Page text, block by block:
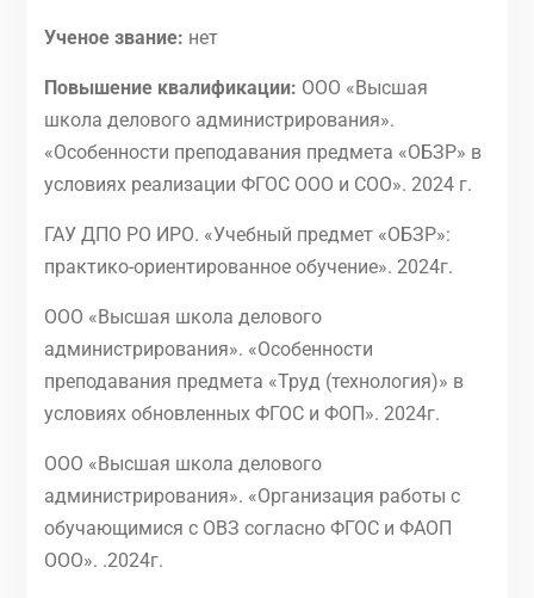
Ученое звание: нет
Повышение квалификации: ООО «Высшая
школа делового администрирования».
«Особенности преподавания предмета «ОБЗР» в
условиях реализации ФГОС ООО и СОО». 2024 г.
ГАУ ДПО РО ИРО. «Учебный предмет «ОБЗР»:
практико-ориентированное обучение». 2024г.
ООО «Высшая школа делового
администрирования». «Особенности
преподавания предмета «Труд (технология)» в
условиях обновленных ФГОС и ФОП». 2024г.
ООО «Высшая школа делового
администрирования». «Организация работы с
обучающимися с ОВЗ согласно ФГОС и ФАОП
ООО». .2024г.